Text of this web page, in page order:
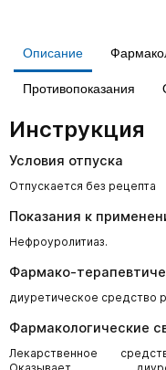
Описание
Противопоказания
Инструкция
Условия отпуска
Отпускается без рецепта
Показания к
Нефроуролитиаз.
Фармако-
диуретическое средство
Фармакологические
Лекарственное